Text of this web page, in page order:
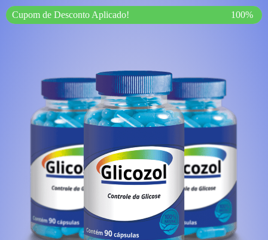
Cupom de Desconto Aplicado! 100%